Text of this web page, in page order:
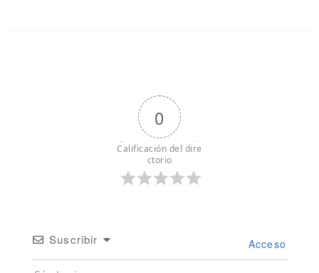
0
Calificación del dire
ctorio
Suscribir Acceso